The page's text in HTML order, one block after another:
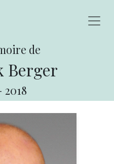
de
Berger
2018